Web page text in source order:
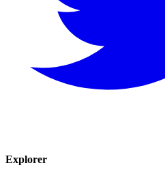
Explorer